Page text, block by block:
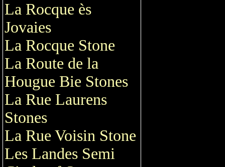
La Rocque ès
Jovaies
La Rocque Stone
La Route de la
Hougue Bie Stones
La Rue Laurens
Stones
La Rue Voisin Stone
Les Landes Semi